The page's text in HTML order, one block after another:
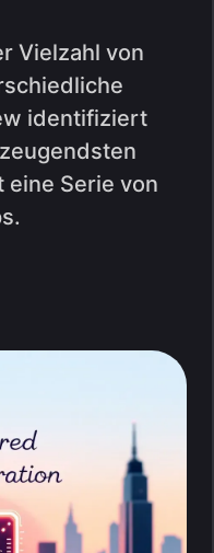
Vielzahl von
identifiziert
Serie von